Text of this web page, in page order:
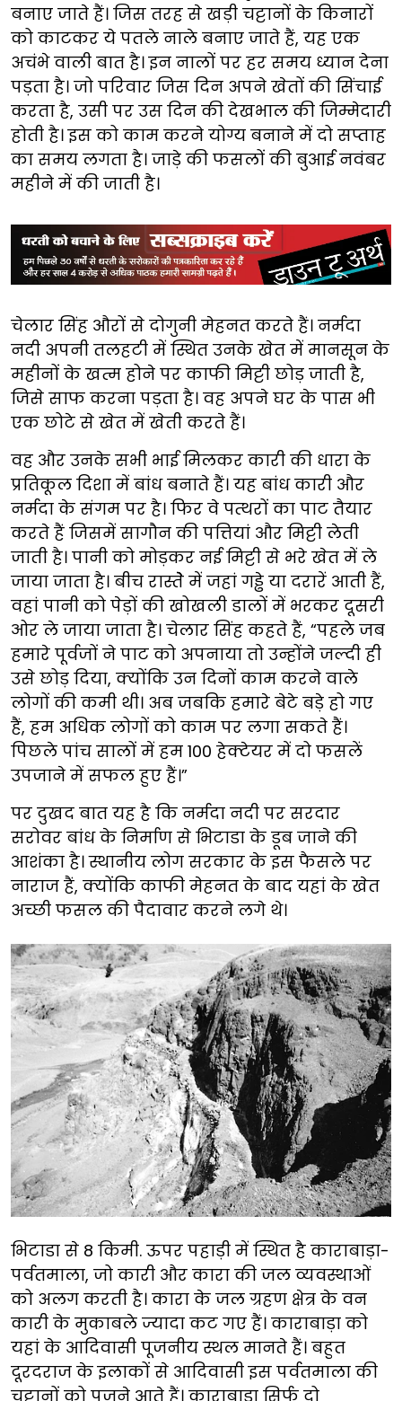
बनाए जाते हैं। जिस तरह से खड़ी चट्टानों के किनारों
को काटकर ये पतले नाले बनाए जाते हैं, यह एक
अचंभे वाली बात है। इन नालों पर हर समय ध्यान देना
पड़ता है। जो परिवार जिस दिन अपने खेतों की सिंचाई
करता है, उसी पर उस दिन की देखभाल की जिम्मेदारी
होती है। इस को काम करने योग्य बनाने में दो सप्ताह
का समय लगता है। जाड़े की फसलों की बुआई नवंबर
महीने में की जाती है।
चेलार सिंह औरों से दोगुनी मेहनत करते हैं। नर्मदा
नदी अपनी तलहटी में स्थित उनके खेत में मानसून के
महीनों के खत्म होने पर काफी मिट्टी छोड़ जाती है,
जिसे साफ करना पड़ता है। वह अपने घर के पास भी
एक छोटे से खेत में खेती करते हैं।
वह और उनके सभी भाई मिलकर कारी की धारा के
प्रतिकूल दिशा में बांध बनाते हैं। यह बांध कारी और
नर्मदा के संगम पर है। फिर वे पत्थरों का पाट तैयार
करते हैं जिसमें सागौन की पत्तियां और मिट्टी लेती
जाती है। पानी को मोड़कर नई मिट्टी से भरे खेत में ले
जाया जाता है। बीच रास्तेेे में जहां गड्ढे या दरारें आती हैं,
वहां पानी को पेड़ों की खोखली डालों में भरकर दूसरी
ओर ले जाया जाता है। चेलार सिंह कहते हैं, “पहले जब
हमारे पूर्वजों ने पाट को अपनाया तो उन्होंने जल्दी ही
उसे छोड़ दिया, क्योंकि उन दिनों काम करने वाले
लोगों की कमी थी। अब जबकि हमारे बेटे बड़े हो गए
हैं, हम अधिक लोगों को काम पर लगा सकते हैं।
पिछले पांच सालों में हम 100 हेक्टेयर में दो फसलें
उपजाने में सफल हुए हैं।”
पर दुखद बात यह है कि नर्मदा नदी पर सरदार
सरोवर बांध के निर्माण से भिटाडा के डूब जाने की
आशंका है। स्थानीय लोग सरकार के इस फैसले पर
नाराज हैं, क्योंकि काफी मेहनत के बाद यहां के खेत
अच्छी फसल की पैदावार करने लगे थे।
भिटाडा से 8 किमी. ऊपर पहाड़ी में स्थित है काराबाड़ा-
पर्वतमाला, जो कारी और कारा की जल व्यवस्थाओं
को अलग करती है। कारा के जल ग्रहण क्षेत्र के वन
कारी के मुकाबले ज्यादा कट गए हैं। काराबाड़ा को
यहां के आदिवासी पूजनीय स्थल मानते हैं। बहुत
दूरदराज के इलाकों से आदिवासी इस पर्वतमाला की
चट्टानों को पूजने आते हैं। काराबाड़ा सिर्फ दो